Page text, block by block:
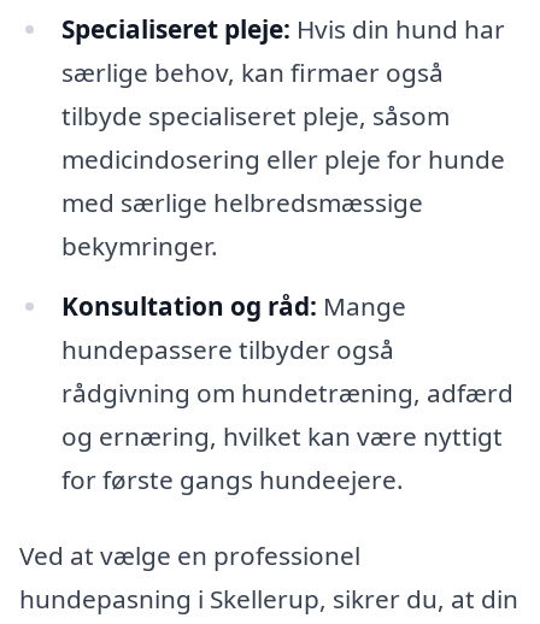
Specialiseret pleje: Hvis din hund har
særlige behov, kan firmaer også
tilbyde specialiseret pleje, såsom
medicindosering eller pleje for hunde
med særlige helbredsmæssige
bekymringer.
Konsultation og råd: Mange
hundepassere tilbyder også
rådgivning om hundetræning, adfærd
og ernæring, hvilket kan være nyttigt
for første gangs hundeejere.
Ved at vælge en professionel
hundepasning i Skellerup, sikrer du, at din